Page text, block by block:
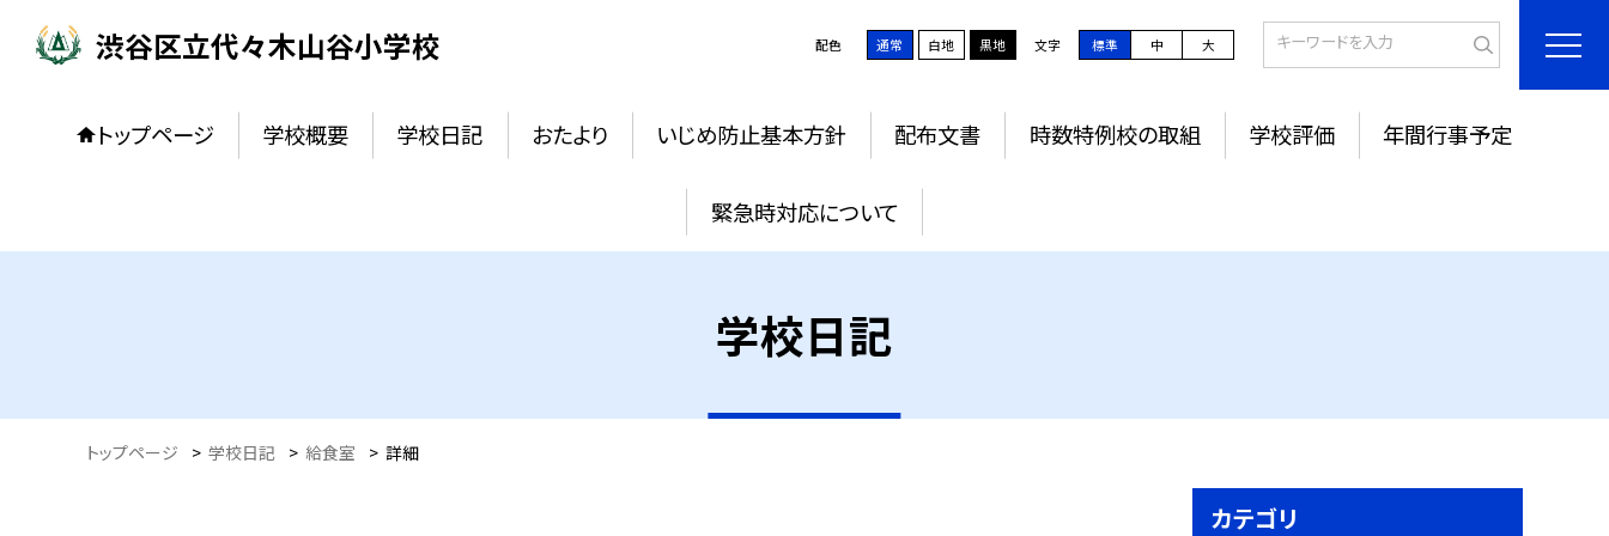
渋谷区立代々木山谷小学校 配色 通常 白地 黒地 文字 標準 中 大
トップページ 学校概要 学校日記 おたより いじめ防止基本方針 配布文書 時数特例校の取組 学校評価 年間行事予定
緊急時対応について
学校日記
トップページ > 学校日記 > 給食室 > 詳細
カテゴリ